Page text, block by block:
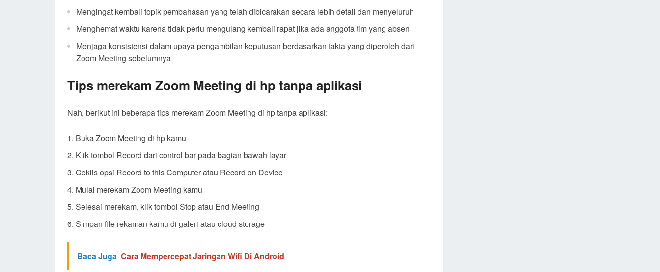
Mengingat kembali topik pembahasan yang telah dibicarakan secara lebih detail dan menyeluruh
Menghemat waktu karena tidak perlu mengulang kembali rapat jika ada anggota tim yang absen
Menjaga konsistensi dalam upaya pengambilan keputusan berdasarkan fakta yang diperoleh dari
Zoom Meeting sebelumnya
Tips merekam Zoom Meeting di hp tanpa aplikasi
Nah, berikut ini beberapa tips merekam Zoom Meeting di hp tanpa aplikasi:
Buka Zoom Meeting di hp kamu
Klik tombol Record dari control bar pada bagian bawah layar
Ceklis opsi Record to this Computer atau Record on Device
Mulai merekam Zoom Meeting kamu
Selesai merekam, klik tombol Stop atau End Meeting
Simpan file rekaman kamu di galeri atau cloud storage
Baca Juga Cara Mempercepat Jaringan Wifi Di Android